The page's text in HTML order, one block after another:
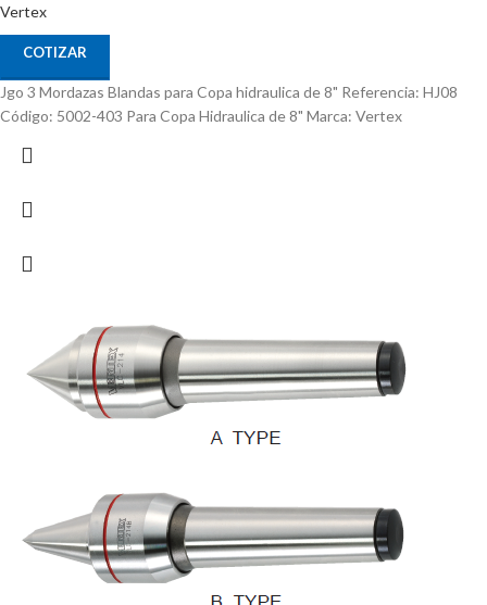
Vertex
COTIZAR
Jgo 3 Mordazas Blandas para Copa hidraulica de 8" Referencia: HJ08
Código: 5002-403 Para Copa Hidraulica de 8" Marca: Vertex